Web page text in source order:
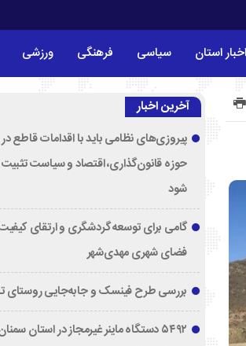
اخبار استان سیاسی فرهنگی ورزشی
آخرین اخبار
پیروزی‌های نظامی باید با اقدامات قاطع در
حوزه قانون‌گذاری، اقتصاد و سیاست تثبیت
شود
گامی برای توسعه گردشگری و ارتقای
فضای شهری مهدی‌شهر
بررسی طرح فینسک و جابه‌جایی روستای
۵۴۹۲ دستگاه ماینر غیرمجاز در استان